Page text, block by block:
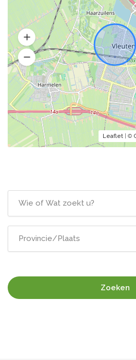
Leaflet | ©
Zoeken